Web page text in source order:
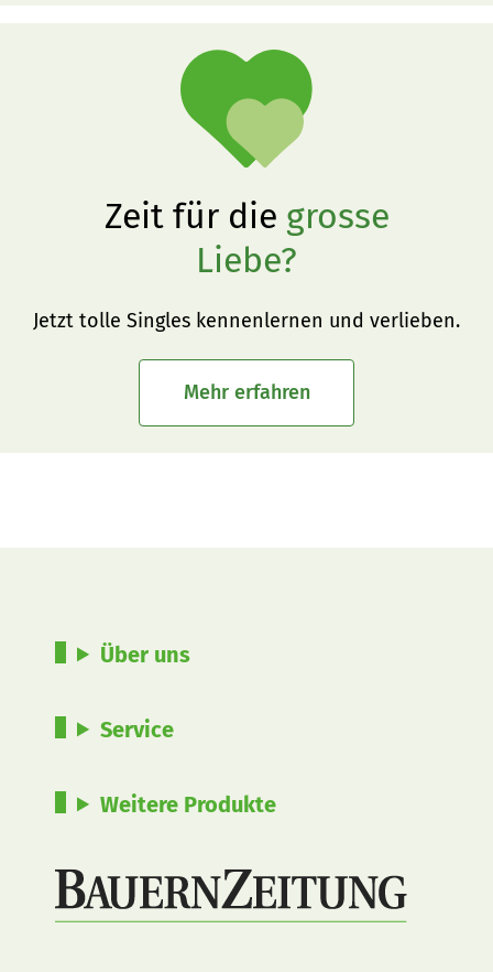
Zeit für die grosse
Liebe?
Jetzt tolle Singles kennenlernen und verlieben.
Mehr erfahren
Über uns
Service
Weitere Produkte